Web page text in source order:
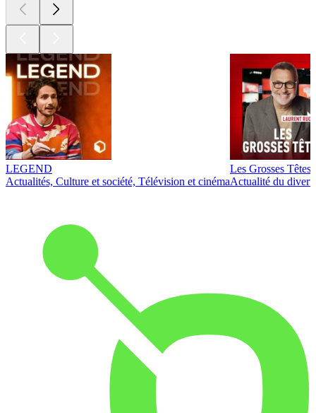
LEGEND
Actualités, Culture et société, Télévision et cinéma
Les Grosses Têtes
Actualité du